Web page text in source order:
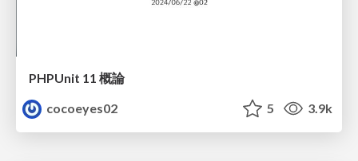
PHPUnit 11 概論
cocoeyes02
5 3.9k